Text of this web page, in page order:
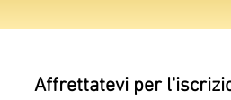
Affrettatevi per